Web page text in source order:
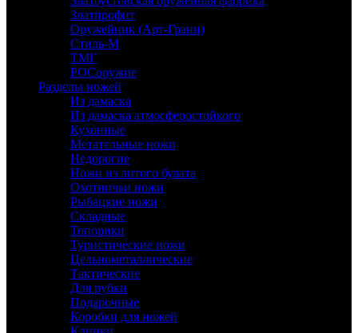
Златпрофит
Оружейник (Арт-Грани)
Стиль-М
ТМГ
РОСоружие
Разделы ножей
Из дамаска
Из дамаска атмосферостойкого
Кухонные
Метательные ножи
Недорогие
Ножи из литого булата
Охотничьи ножи
Рыбацкие ножи
Складные
Топорики
Туристические ножи
Цельнометаллические
Тактические
Для рубки
Подарочные
Коробки для ножей